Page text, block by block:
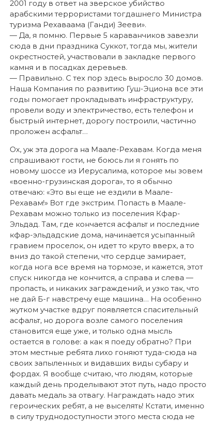
2001 году в ответ на зверское убийство
арабскими террористами тогдашнего Министра
туризма Рехаваама (Ганди) Зееви».
— Да, я помню. Первые 5 караванчиков завезли
сюда в дни праздника Суккот, тогда мы, жители
окрестностей, участвовали в закладке первого
камня и в посадках деревьев.
— Правильно. С тех пор здесь выросло 30 домов.
Наша Компания по развитию Гуш-Эциона все эти
годы помогает прокладывать инфраструктуру,
провели воду и электричество, есть телефон и
быстрый интернет, дорогу построили, частично
проложен асфальт…
Ох, уж эта дорога на Маале-Рехавам. Когда меня
спрашивают гости, не боюсь ли я гонять по
новому шоссе из Иерусалима, которое мы зовем
«военно-грузинская дорога», то я обычно
отвечаю: «Это вы еще не ездили в Маале-
Рехавам!» Вот где экстрим. Попасть в Маале-
Рехавам можно только из поселения Кфар-
Эльдад. Там, где кончается асфальт и последние
кфар-эльдадские дома, начинается усыпанный
гравием проселок, он идет то круто вверх, а то
вниз до такой степени, что сердце замирает,
когда нога все время на тормозе, и кажется, этот
спуск никогда не кончится, а справа и слева —
пропасть, и никаких заграждений, и узко так, что
не дай Б-г навстречу еще машина… На особенно
жутком участке вдруг появляется спасительный
асфальт, но дорога возле самого поселения
становится еще уже, и только одна мысль
остается в голове: а как я поеду обратно? При
этом местные ребята лихо гоняют туда-сюда на
своих запыленных и видавших виды субару и
фордах. Я вообще считаю, что людям, которые
каждый день проделывают этот путь, надо просто
давать медаль за отвагу. Награждать надо этих
героических ребят, а не выселять! Кстати, именно
в силу труднодоступности этого места сюда не